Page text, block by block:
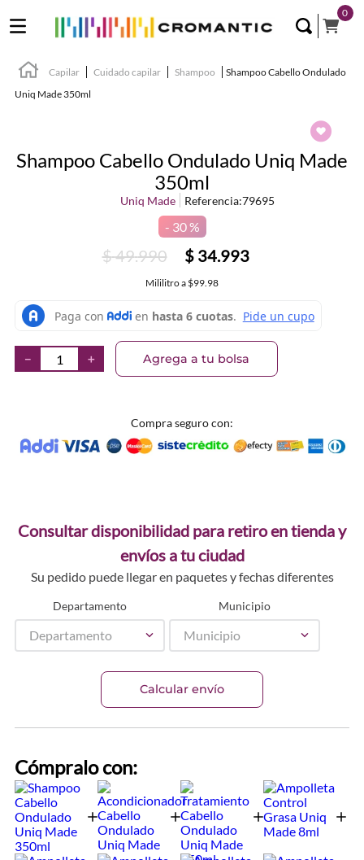
0
Capilar Cuidado capilar Shampoo
Shampoo Cabello Ondulado
Uniq Made 350ml
Shampoo Cabello Ondulado Uniq Made
350ml
Uniq Made Referencia:79695
30 %
$49.990 $ 34.993
Mililitroa $99.98
＋
－ Agrega a tu bolsa
Compra seguro con:
Consultar disponibilidad para retiro en tienda y
envíos a tu ciudad
Su pedido puede llegar en paquetes y fechas diferentes
Departamento
Departamento
Municipio
Municipio
Calcular envío
Cómpralo con: